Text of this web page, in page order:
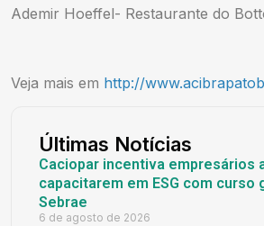
Ademir Hoeffel- Restaurante do
Veja mais em http://
Últimas Notícias
Caciopar incentiva empresários
capacitarem em ESG com curso
Sebrae
6 de agosto de 2026